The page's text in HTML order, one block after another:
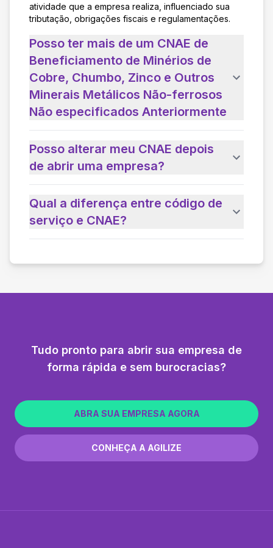
atividade que a empresa realiza, influenciado sua
tributação, obrigações fiscais e regulamentações.
Posso ter mais de um CNAE de
Beneficiamento de Minérios de
Cobre, Chumbo, Zinco e Outros
Minerais Metálicos Não-ferrosos
Não especificados Anteriormente
Posso alterar meu CNAE depois
de abrir uma empresa?
Qual a diferença entre código de
serviço e CNAE?
Tudo pronto para abrir sua empresa de
forma rápida e sem burocracias?
ABRA SUA EMPRESA AGORA
CONHEÇA A AGILIZE